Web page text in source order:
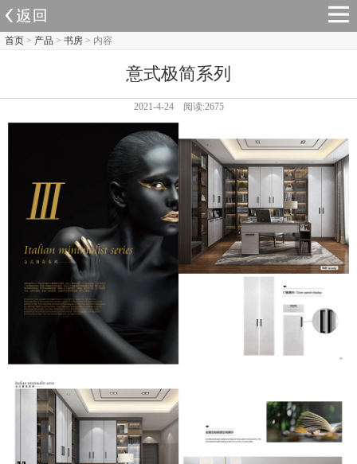
首页 > 产品 > 书房 > 内容
意式极简系列
2021-4-24 阅读:2675